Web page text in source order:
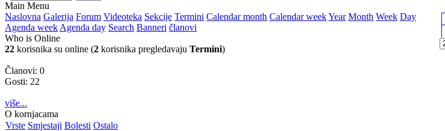
Main Menu
Naslovna Galerija Forum Videoteka Sekcije Termini Calendar month Calendar weekYear Month Week Day
Agenda week Agenda day Search Banneri članovi
Who is Online
22 korisnika su online (2 korisnika pregledavaju Termini)
Članovi: 0
Gosti: 22
više...
O kornjacama
Vrste Smjestaji Bolesti Ostalo